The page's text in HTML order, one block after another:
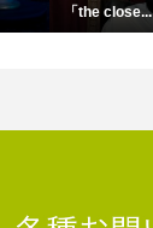
「the close...